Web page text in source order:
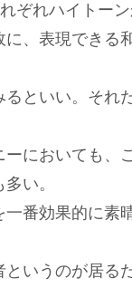
ぞれハイトー
、表現できる
といい。それ
においても、
い。
番効果的に素
いうのが居るだ